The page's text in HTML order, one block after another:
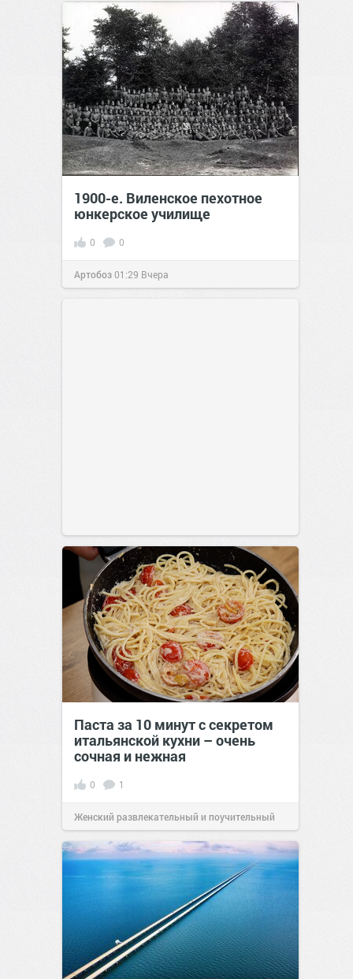
позитива!00:28Вчера
1900-е. Виленское пехотное
юнкерское училище
0 0
Артобоз01:29 Вчера
Паста за 10 минут с секретом
итальянской кухни – очень
сочная и нежная
0 1
Женский развлекательный и поучительный
сайт. 23:4006 авг 2026